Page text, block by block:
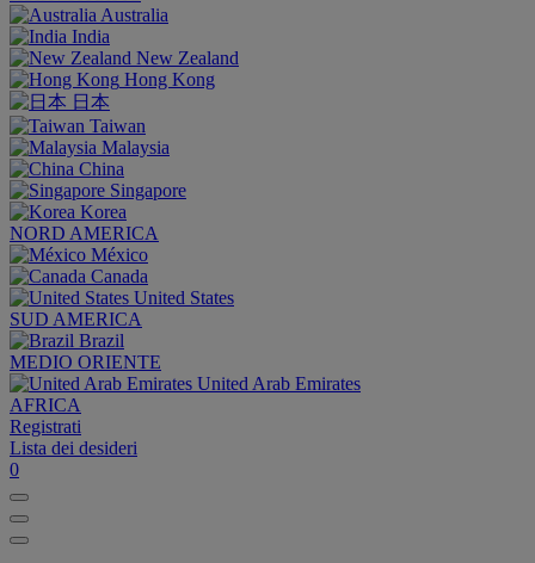
Australia
India
New Zealand
Hong Kong
日本
Taiwan
Malaysia
China
Singapore
Korea
NORD AMERICA
México
Canada
United States
SUD AMERICA
Brazil
MEDIO ORIENTE
United Arab Emirates
AFRICA
Registrati
Lista dei desideri
0